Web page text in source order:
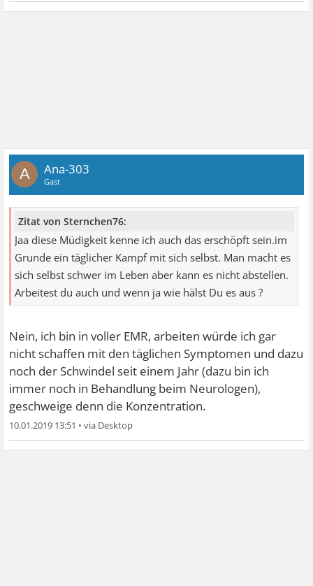
A Ana-303
Gast
Zitat von Sternchen76:
Jaa diese Müdigkeit kenne ich auch das erschöpft sein.im
Grunde ein täglicher Kampf mit sich selbst. Man macht es
sich selbst schwer im Leben aber kann es nicht abstellen.
Arbeitest du auch und wenn ja wie hälst Du es aus ?
Nein, ich bin in voller EMR, arbeiten würde ich gar
nicht schaffen mit den täglichen Symptomen und dazu
noch der Schwindel seit einem Jahr (dazu bin ich
immer noch in Behandlung beim Neurologen),
geschweige denn die Konzentration.
10.01.2019 13:51 •